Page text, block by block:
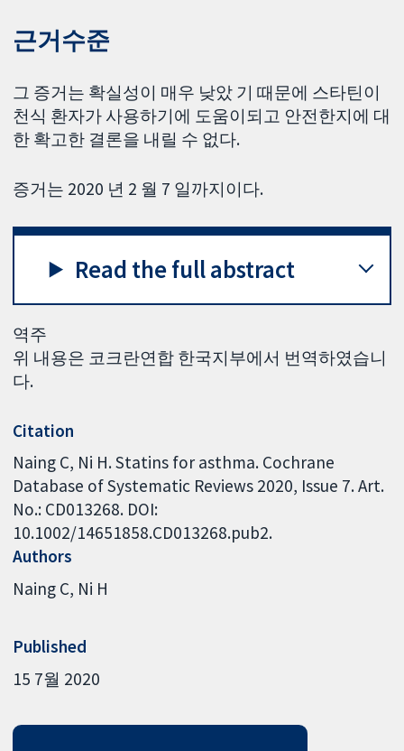
근거수준
그 증거는 확실성이 매우 낮았 기 때문에 스타틴이
천식 환자가 사용하기에 도움이되고 안전한지에 대
한 확고한 결론을 내릴 수 없다.
증거는 2020 년 2 월 7 일까지이다.
Read the full abstract
역주
위 내용은 코크란연합 한국지부에서 번역하였습니
다.
Citation
Naing C, Ni H. Statins for asthma. Cochrane
Database of Systematic Reviews 2020, Issue 7. Art.
No.: CD013268. DOI:
10.1002/14651858.CD013268.pub2.
Authors
Naing C Ni H
Published
15 7월 2020